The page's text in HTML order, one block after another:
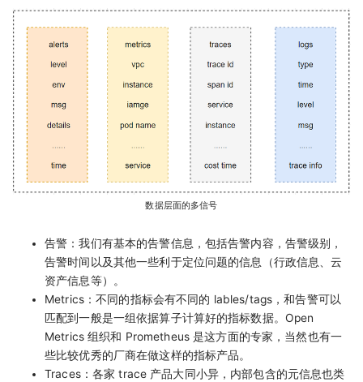
数据层面的多信号
告警：我们有基本的告警信息，包括告警内容，告警级别，
告警时间以及其他一些利于定位问题的信息（行政信息、云
资产信息等）。
Metrics：不同的指标会有不同的 lables/tags，和告警可以
匹配到一般是一组依据算子计算好的指标数据。Open
Metrics 组织和 Prometheus 是这方面的专家，当然也有一
些比较优秀的厂商在做这样的指标产品。
Traces：各家 trace 产品大同小异，内部包含的元信息也类